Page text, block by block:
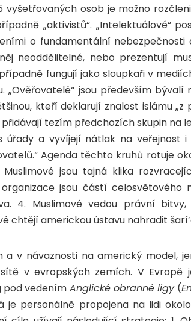
vyšetřovaných osob je možno
„aktivistů“. „Intelektuálové“
o fundamentální nebezpečnosti
neoddělitelné, nebo prezentují
fungují jako sloupkaři v
„Ověřovatelé“ jsou především
kteří deklarují znalost islámu
tezím předchozích skupin na
úřady a vyvíjejí nátlak na veřejnost
Agenda těchto kruhů rotuje
Muslimové jsou tajná klika
jsou částí celosvětového
4. Muslimové vedou právní
chtějí americkou ústavu nahradit
a v návaznosti na americký model,
v evropských zemích. V Evropě
vedením Anglické obranné ligy(
je personálně propojena na lidi